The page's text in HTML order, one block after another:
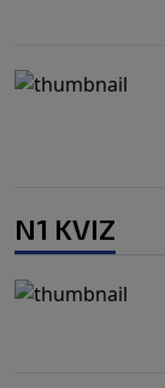
N1 KVIZ